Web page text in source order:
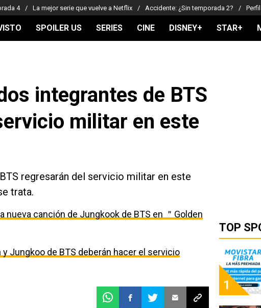
4 La mejor serie que vuelve a Netflix Accidente: ¿Sin temporada 2?
SPOILER US SERIES CINE DISNEY+ STAR+
integrantes de BTS
militar en este
regresarán del servicio militar en este
trata.
nueva canción de Jungkook de BTS en ＂Golden
Jungkoo de BTS deberán hacer el servicio
TOP
1